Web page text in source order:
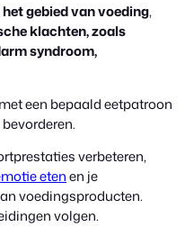
gebied van voeding,
klachten, zoals
syndroom,
een bepaald eetpatroon
verbeteren,
etenen je
voedingsproducten.
volgen.